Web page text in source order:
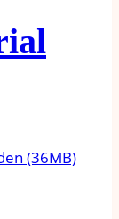
(36MB)